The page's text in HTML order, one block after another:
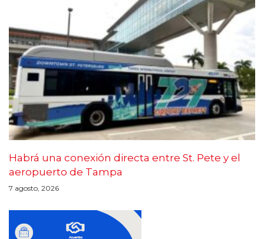
Habrá una conexión directa entre St. Pete y el
aeropuerto de Tampa
7 agosto, 2026